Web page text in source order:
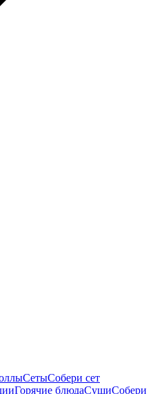
СетыСобери сет
Горячие блюдаСушиСобери